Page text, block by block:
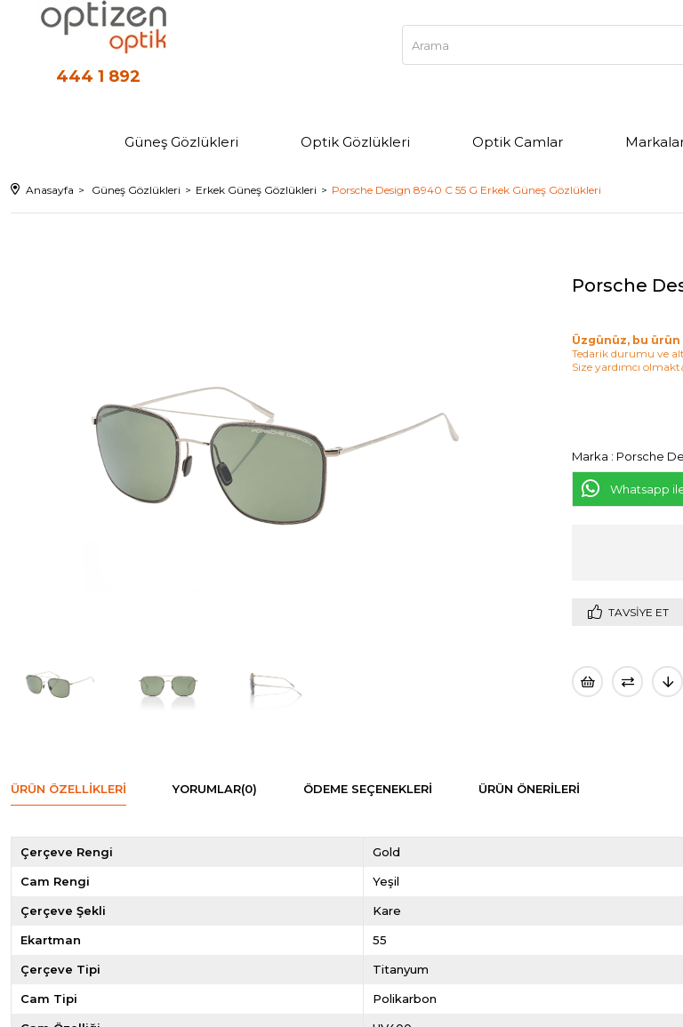
444 1 892
Güneş Gözlükleri Optik Gözlükleri Optik Camlar
Anasayfa Güneş Gözlükleri Erkek Güneş Gözlükleri Porsche Design 8940 C 55 G Erkek Güneş Gözlükleri
Porsche
Üzgünüz, bu ürün
Tedarik durumu ve
Size yardımcı
Marka : Porsche
Whatsapp
TAVSIYE ET
ÜRÜN ÖZELLIKLERI YORUMLAR(0) ÖDEME SEÇENEKLERI ÜRÜN ÖNERILERI
Çerçeve Rengi Gold
Cam Rengi Yeşil
Çerçeve Şekli Kare
Ekartman 55
Çerçeve Tipi Titanyum
Cam Tipi Polikarbon